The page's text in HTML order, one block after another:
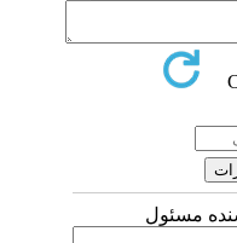
مسئول